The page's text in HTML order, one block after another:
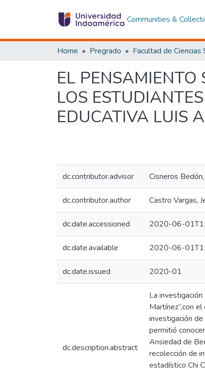
Communities &
Home Pregrado
EL
LOS
EDUCATIVA LUIS
dc.contributor.advisor Cisneros
dc.contributor.author Castro Vargas,
dc.date.accessioned 2020-06-
dc.date.available 2020-06-
dc.date.issued 2020-01
dc.description.abstract
La
Martínez”,con
investigación
permitió
Ansiedad de
recolección de
estadístico Chi